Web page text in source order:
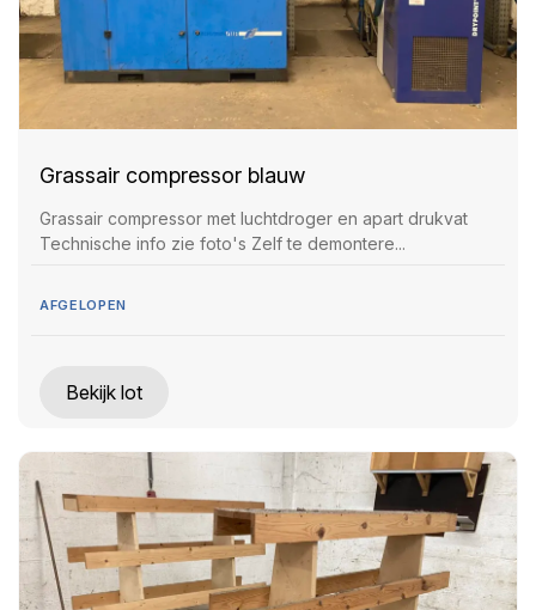
Grassair compressor blauw
Grassair compressor met luchtdroger en apart drukvat
Technische info zie foto's Zelf te demontere...
AFGELOPEN
Bekijk lot